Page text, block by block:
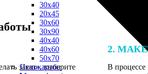
30х40
20х45
30х60
30х90
40х40
40х60
50х70
Пенокартон
заказ», выберите
2.
В процессе